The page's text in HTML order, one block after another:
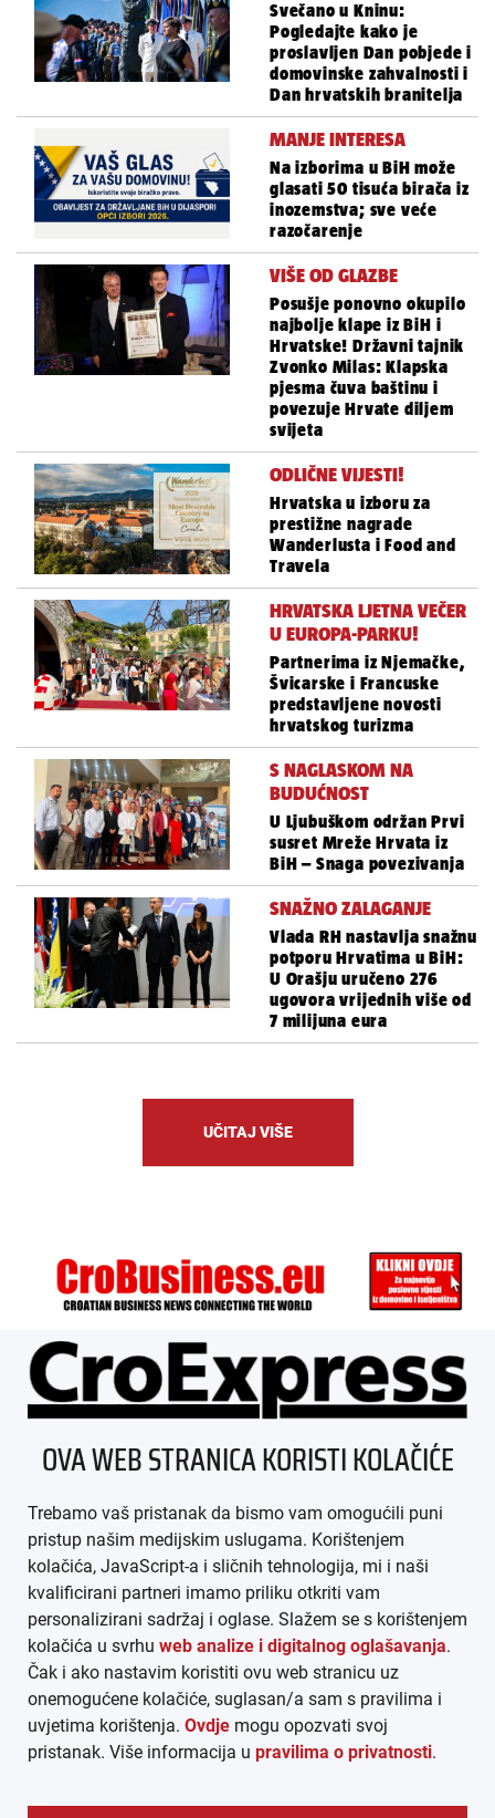
Svečano u Kninu:
Pogledajte kako je
proslavljen Dan pobjede i
domovinske zahvalnosti i
Dan hrvatskih branitelja
MANJE INTERESA
Na izborima u BiH može
glasati 50 tisuća birača iz
inozemstva; sve veće
razočarenje
VIŠE OD GLAZBE
Posušje ponovno okupilo
najbolje klape iz BiH i
Hrvatske! Državni tajnik
Zvonko Milas: Klapska
pjesma čuva baštinu i
povezuje Hrvate diljem
svijeta
ODLIČNE VIJESTI!
Hrvatska u izboru za
prestižne nagrade
Wanderlusta i Food and
Travela
HRVATSKA LJETNA VEČER
U EUROPA-PARKU!
Partnerima iz Njemačke,
Švicarske i Francuske
predstavljene novosti
hrvatskog turizma
S NAGLASKOM NA
BUDUĆNOST
U Ljubuškom održan Prvi
susret Mreže Hrvata iz
BiH – Snaga povezivanja
SNAŽNO ZALAGANJE
Vlada RH nastavlja snažnu
potporu Hrvatima u BiH:
U Orašju uručeno 276
ugovora vrijednih više od
7 milijuna eura
UČITAJ VIŠE
ÜBER UNS
IMPRESSUM
AGB
DATENSCHUTZ
MEDIADATEN
ARHIVA (PDF)
OVA WEB STRANICA KORISTI KOLAČIĆE
Trebamo vaš pristanak da bismo vam omogućili puni
pristup našim medijskim uslugama. Korištenjem
kolačića, JavaScript-a i sličnih tehnologija, mi i naši
kvalificirani partneri imamo priliku otkriti vam
personalizirani sadržaj i oglase. Slažem se s korištenjem
kolačića u svrhu web analize i digitalnog oglašavanja.
Čak i ako nastavim koristiti ovu web stranicu uz
onemogućene kolačiće, suglasan/a sam s pravilima i
uvjetima korištenja. Ovdje mogu opozvati svoj
pristanak. Više informacija u pravilima o privatnosti.